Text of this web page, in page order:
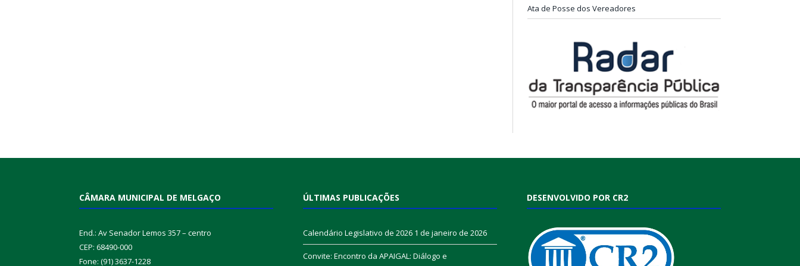
Ata de Posse dos Vereadores
CÂMARA MUNICIPAL DE MELGAÇO
End.: Av Senador Lemos 357 – centro
CEP: 68490-000
Fone: (91) 3637-1228
ÚLTIMAS PUBLICAÇÕES
Calendário Legislativo de 2026 1 de janeiro de 2026
Convite: Encontro da APAIGAL: Diálogo e
DESENVOLVIDO POR CR2